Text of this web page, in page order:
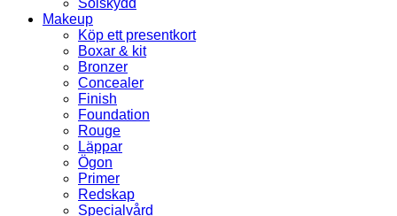
Solskydd
Makeup
Köp ett presentkort
Boxar & kit
Bronzer
Concealer
Finish
Foundation
Rouge
Läppar
Ögon
Primer
Redskap
Specialvård